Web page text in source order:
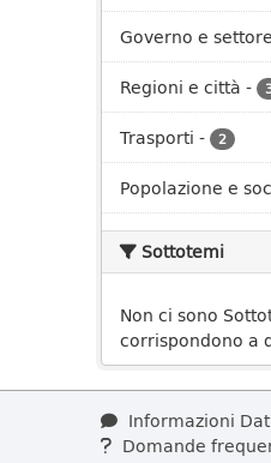
Governo e
Regioni e città -
Trasporti - 2
Popolazione e
Sottotemi
Non ci sono
corrispondono a
Informazioni
Domande